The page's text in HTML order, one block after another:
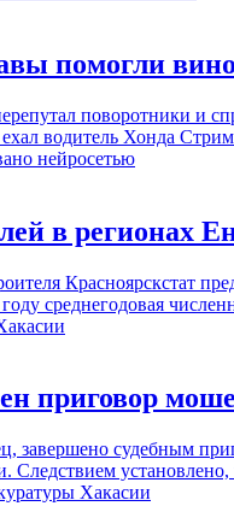
помогли
поворотники и
водитель Хонда
в регионах
Красноярскстат
среднегодовая
приговор
завершено судебным
Следствием